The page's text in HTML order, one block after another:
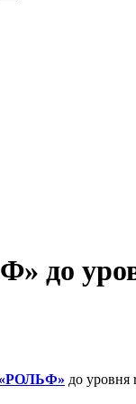
до
«РОЛЬФ» до уровня